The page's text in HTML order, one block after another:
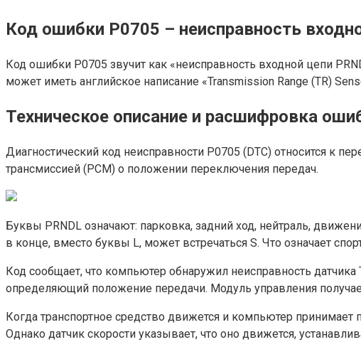
Код ошибки P0705 – неисправность
Код ошибки P0705 звучит как «неисправность входной цепи
может иметь английское написание «Transmission Range (TR)
Техническое описание и расшифровка
Диагностический код неисправности P0705 (DTC) относится к
трансмиссией (PCM) о положении переключения передач.
Буквы PRNDL означают: парковка, задний ход, нейтраль,
в конце, вместо буквы L, может встречаться S. Что означает
Код сообщает, что компьютер обнаружил неисправность
определяющий положение передачи. Модуль управления
Когда транспортное средство движется и компьютер принимает
Однако датчик скорости указывает, что оно движется,